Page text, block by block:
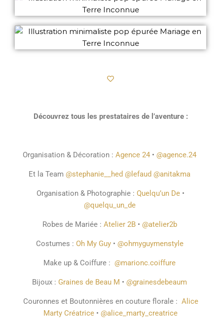
Découvrez tous les prestataires de l’aventure :
Organisation & Décoration : Agence 24 • @agence.24
Et la Team @stephanie__hed @lefaud @anitakma
Organisation & Photographie : Quelqu’un De •
@quelqu_un_de
Robes de Mariée : Atelier 2B• @atelier2b
Costumes : Oh My Guy• @ohmyguymenstyle
Make up & Coiffure : @marionc.coiffure
Bijoux : Graines de Beau M • @grainesdebeaum
Couronnes et Boutonnières en couture florale : Alice
Marty Créatrice • @alice_marty_creatrice